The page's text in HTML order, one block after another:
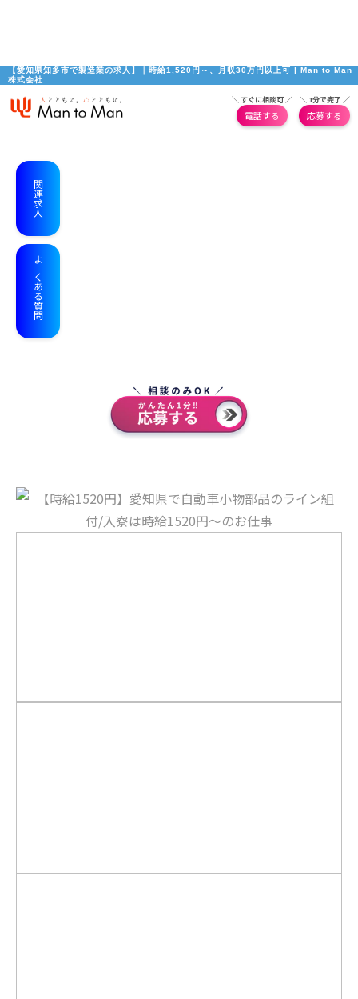
【愛知県知多市で製造業の求人】｜時給1,520円～、月収30万円以上可 | Man to Man
株式会社
＼ すぐに相談可 ／
電話する
＼ 1分で完了 ／
応募する
関連求人
よくある質問